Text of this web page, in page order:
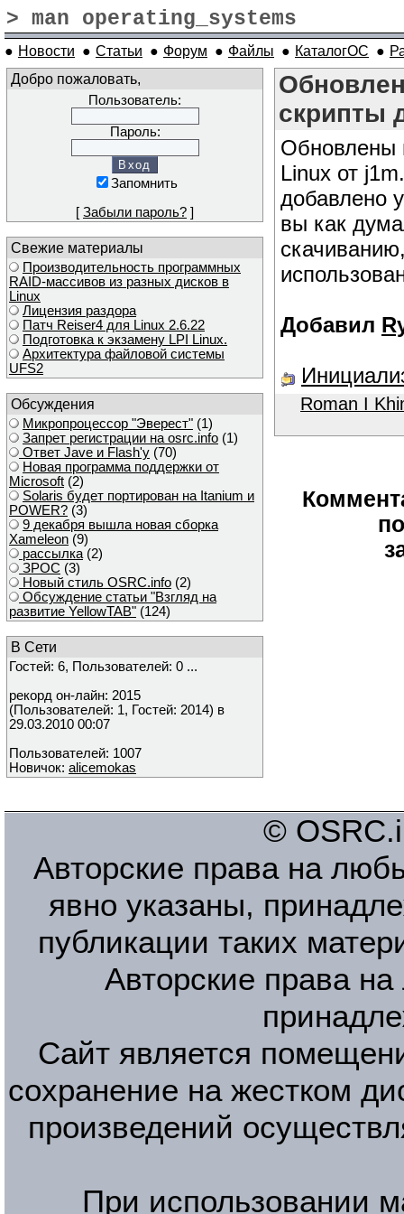
> man operating_systems
● Новости ● Статьи ● Форум ● Файлы ● КаталогОС ●
Добро пожаловать,
Пользователь:
Пароль:
Запомнить
[ Забыли пароль? ]
Свежие материалы
Производительность программных
RAID-массивов из разных дисков в
Linux
Лицензия раздора
Патч Reiser4 для Linux 2.6.22
Подготовка к экзамену LPI Linux.
Архитектура файловой системы
UFS2
Обсуждения
Микропроцессор "Эверест" (1)
Запрет регистрации на osrc.info (1)
Ответ Javе и Flash'у (70)
Новая программа поддержки от
Microsoft (2)
Solaris будет портирован на Itanium и
POWER? (3)
9 декабря вышла новая сборка
Xameleon (9)
рассылка (2)
ЗРОС (3)
Новый стиль OSRC.info (2)
Обсуждение статьи "Взгляд на
развитие YellowTAB" (124)
В Сети
Гостей: 6, Пользователей: 0 ...
рекорд он-лайн: 2015
(Пользователей: 1, Гостей: 2014) в
29.03.2010 00:07
Пользователей: 1007
Новичок: alicemokas
скрипты
Обновлены
Linux от
добавлено
вы как
Добавил
Roman I
©
Авторские права на
явно указаны,
публикации таких
Авторские права
Сайт является
сохранение на жестком
произведений
При использовании